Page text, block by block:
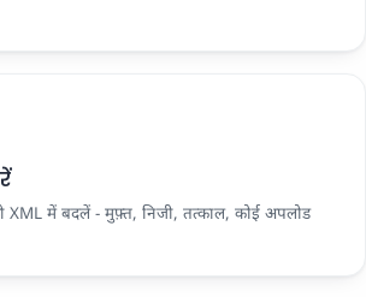
XML में बदलें - मुफ़्त, निजी, तत्काल, कोई अपलोड